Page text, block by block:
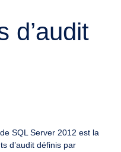
d’audit
SQL Server 2012 est la
d’audit définis par